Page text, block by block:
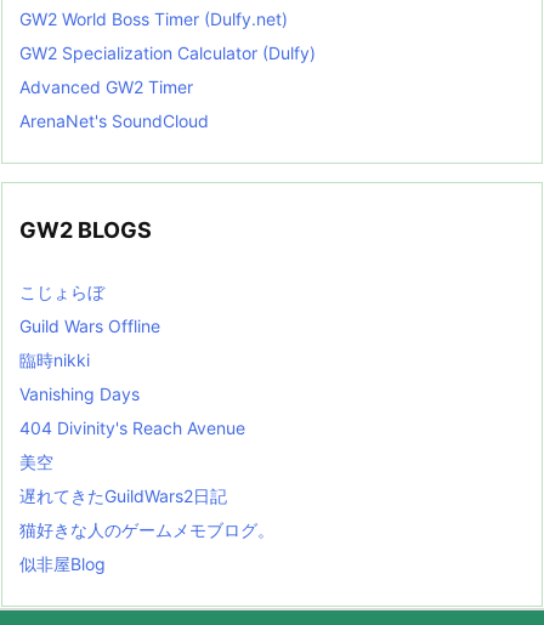
GW2 World Boss Timer (Dulfy.net)
GW2 Specialization Calculator (Dulfy)
Advanced GW2 Timer
ArenaNet's SoundCloud
GW2 BLOGS
こじょらぼ
Guild Wars Offline
臨時nikki
Vanishing Days
404 Divinity's Reach Avenue
美空
遅れてきたGuildWars2日記
猫好きな人のゲームメモブログ。
似非屋Blog